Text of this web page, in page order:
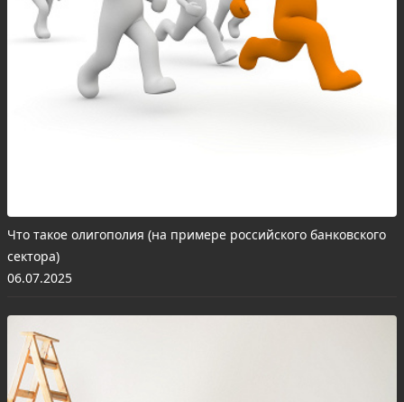
Что такое олигополия (на примере российского банковского
сектора)
06.07.2025